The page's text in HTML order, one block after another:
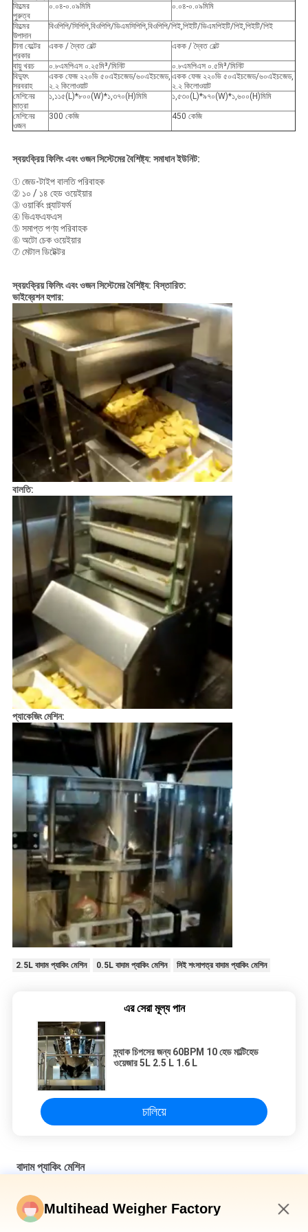
ফিল্মের
পুরুত্ব
০.০৪-০.০৯মিমি ০.০৪-০.০৯মিমি
ফিল্মের
উপাদান
বিওপিপি/সিপিপি,বিওপিপি/ভিএমসিপিপি,বিওপিপি/পিই,পিইটি/ভিএমপিইটি/পিই,পিইটি/পিই
টানা বেল্টের
প্রকার
একক / দ্বৈত বেল্ট একক / দ্বৈত বেল্ট
বায়ু খরচ ০.৮এমপিএস ০.২৫মি³/মিনিট
০.৮এমপিএস ০.৫মি³/মিনিট
বিদ্যুৎ
সরবরাহ
একক ফেজ ২২০ভি ৫০এইচজেড/৬০এইচজেড,
২.২ কিলোওয়াট
একক ফেজ ২২০ভি ৫০এইচজেড/৬০এইচজেড,
২.২ কিলোওয়াট
মেশিনের
মাত্রা
১,১১৫(L)*৮০০(W)*১,৩৭০(H)মিমি ১,৫৩০(L)*৯৭০(W)*১,৬০০(H)মিমি
মেশিনের
ওজন
300 কেজি 450 কেজি
স্বয়ংক্রিয় ফিলিং এবং ওজন সিস্টেমের বৈশিষ্ট্য: সমাধান ইউনিট:
① জেড-টাইপ বালতি পরিবাহক
② ১০ / ১৪ হেড ওয়েইয়ার
③ ওয়ার্কিং প্ল্যাটফর্ম
④ ভিএফএফএস
⑤ সমাপ্ত পণ্য পরিবাহক
⑥ অটো চেক ওয়েইয়ার
⑦ মেটাল ডিটেক্টর
স্বয়ংক্রিয় ফিলিং এবং ওজন সিস্টেমের বৈশিষ্ট্য: বিস্তারিত:
ভাইব্রেশন হপার:
বালতি:
প্যাকেজিং মেশিন:
2.5L বাদাম প্যাকিং মেশিন 0.5L বাদাম প্যাকিং মেশিন সিই শংসাপত্র বাদাম প্যাকিং মেশিন
এর সেরা মূল্য পান
স্ন্যাক চিপসের জন্য 60BPM 10 হেড মাল্টিহেড
ওয়েজার 5L 2.5 L 1.6 L
চালিয়ে
বাদাম প্যাকিং মেশিন
300BPM উচ্চ-গতির মাল্টিহেড ওয়েইজার মাল্টিফাংশন প্রিমেড পাউচ প্যাকেজিং মেশিন
সূর্যমুখী বীজ এবং বাদামের জন্য
Multihead Weigher Factory